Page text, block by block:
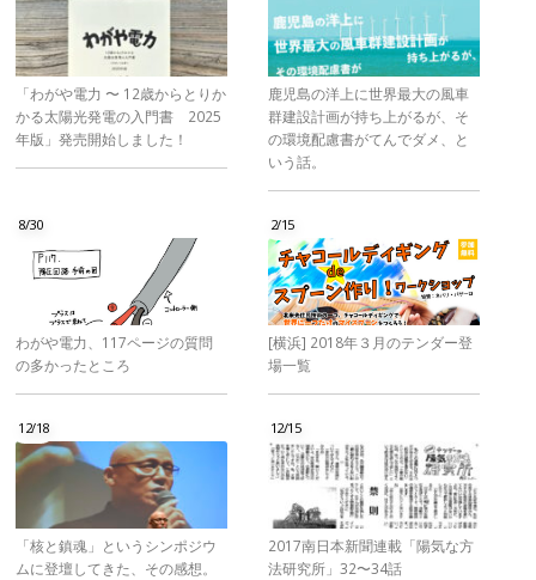
「わがや電力 〜 12歳からとりか
かる太陽光発電の入門書 2025
年版」発売開始しました！
鹿児島の洋上に世界最大の風車
群建設計画が持ち上がるが、そ
の環境配慮書がてんでダメ、と
いう話。
8/30
わがや電力、117ページの質問
の多かったところ
2/15
[横浜] 2018年３月のテンダー登
場一覧
12/18
「核と鎮魂」というシンポジウ
ムに登壇してきた、その感想。
12/15
2017南日本新聞連載「陽気な方
法研究所」32〜34話